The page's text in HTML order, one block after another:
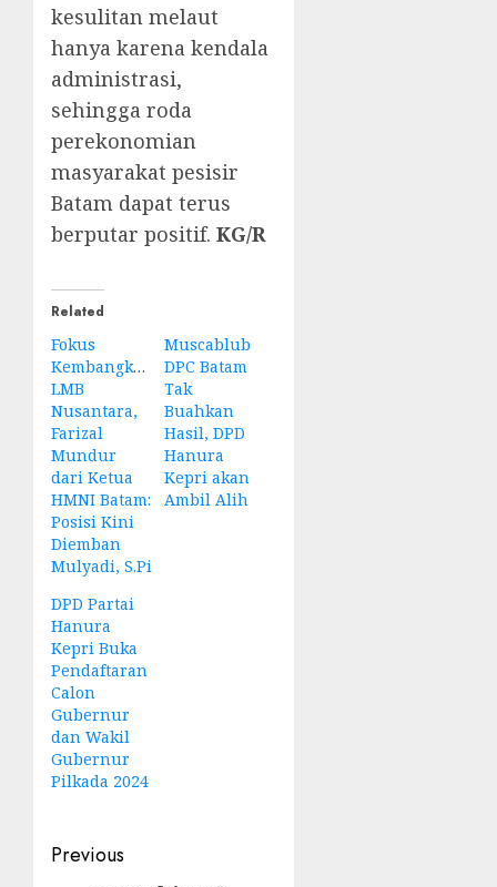
kesulitan melaut
hanya karena kendala
administrasi,
sehingga roda
perekonomian
masyarakat pesisir
Batam dapat terus
berputar positif. KG/R
Related
Fokus
Kembangkan
LMB
Nusantara,
Farizal
Mundur
dari Ketua
HMNI Batam:
Posisi Kini
Diemban
Mulyadi, S.Pi
Muscablub
DPC Batam
Tak
Buahkan
Hasil, DPD
Hanura
Kepri akan
Ambil Alih
DPD Partai
Hanura
Kepri Buka
Pendaftaran
Calon
Gubernur
dan Wakil
Gubernur
Pilkada 2024
Post
Previous